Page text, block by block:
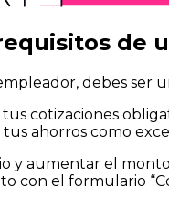
de
debes ser
tus cotizaciones
ahorros como
y aumentar el
con el formulario